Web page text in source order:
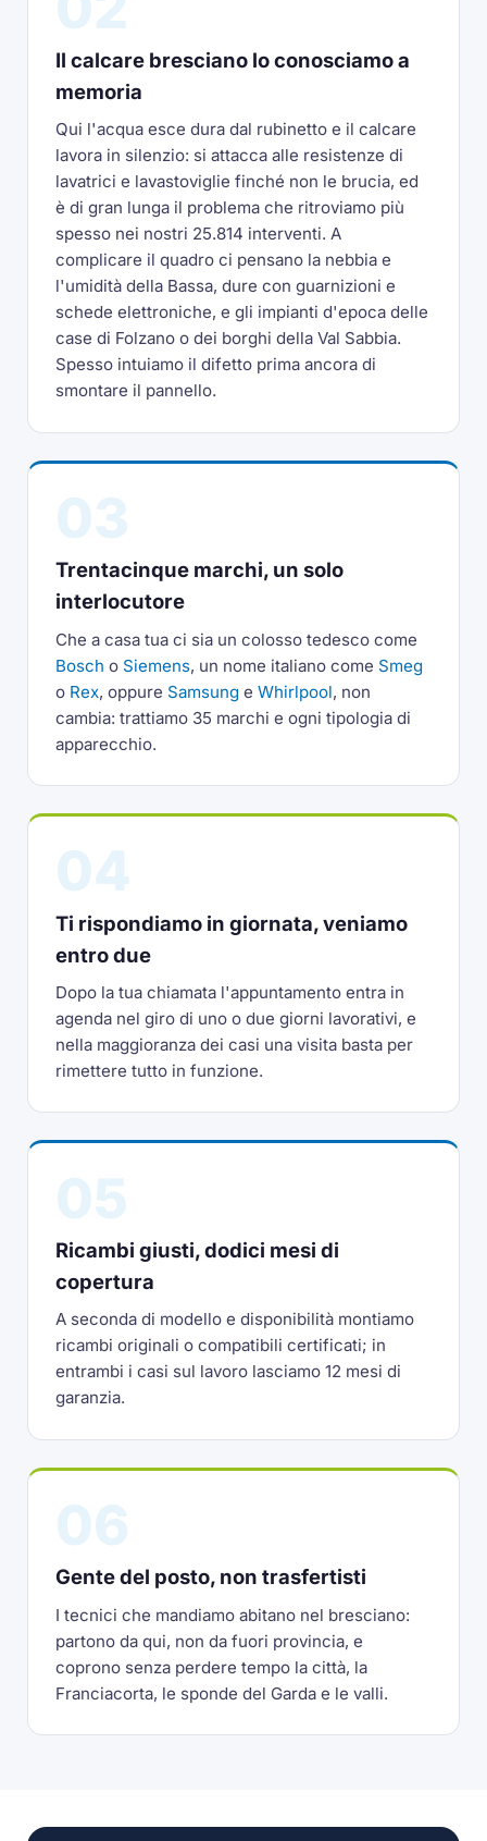
Il calcare bresciano lo conosciamo a
memoria
Qui l'acqua esce dura dal rubinetto e il calcare
lavora in silenzio: si attacca alle resistenze di
lavatrici e lavastoviglie finché non le brucia, ed
è di gran lunga il problema che ritroviamo più
spesso nei nostri 25.814 interventi. A
complicare il quadro ci pensano la nebbia e
l'umidità della Bassa, dure con guarnizioni e
schede elettroniche, e gli impianti d'epoca delle
case di Folzano o dei borghi della Val Sabbia.
Spesso intuiamo il difetto prima ancora di
smontare il pannello.
Trentacinque marchi, un solo
interlocutore
Che a casa tua ci sia un colosso tedesco come
Bosch o Siemens, un nome italiano come Smeg
o Rex, oppure Samsung eWhirlpool, non
cambia: trattiamo 35 marchi e ogni tipologia di
apparecchio.
Ti rispondiamo in giornata, veniamo
entro due
Dopo la tua chiamata l'appuntamento entra in
agenda nel giro di uno o due giorni lavorativi, e
nella maggioranza dei casi una visita basta per
rimettere tutto in funzione.
Ricambi giusti, dodici mesi di
copertura
A seconda di modello e disponibilità montiamo
ricambi originali o compatibili certificati; in
entrambi i casi sul lavoro lasciamo 12 mesi di
garanzia.
Gente del posto, non trasfertisti
I tecnici che mandiamo abitano nel bresciano:
partono da qui, non da fuori provincia, e
coprono senza perdere tempo la città, la
Franciacorta, le sponde del Garda e le valli.